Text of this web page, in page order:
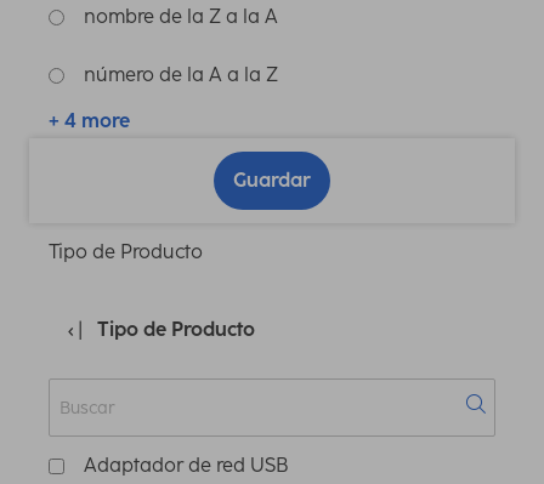
nombre de la Z a la A
número de la A a la Z
+ 4 more
Guardar
Tipo de Producto
Tipo de Producto
Adaptador de red USB